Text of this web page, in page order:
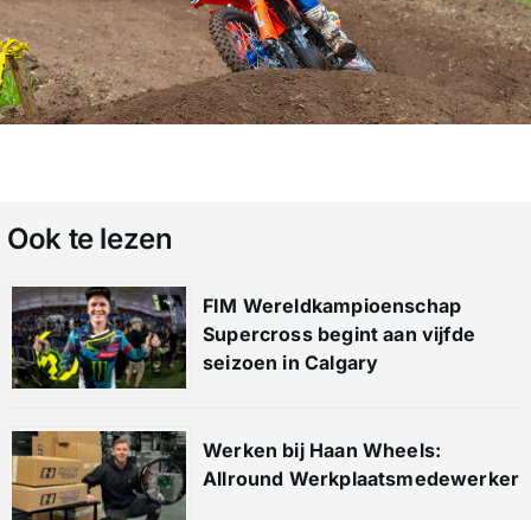
Ook te lezen
FIM Wereldkampioenschap
Supercross begint aan vijfde
seizoen in Calgary
Werken bij Haan Wheels:
Allround Werkplaatsmedewerker